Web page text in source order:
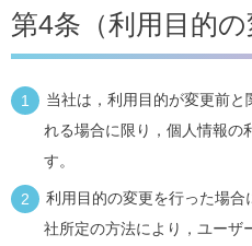
第4条（利用目的の
当社は，利用目的が変更前
れる場合に限り，個人情報の
す。
利用目的の変更を行った場合
社所定の方法により，ユーザ